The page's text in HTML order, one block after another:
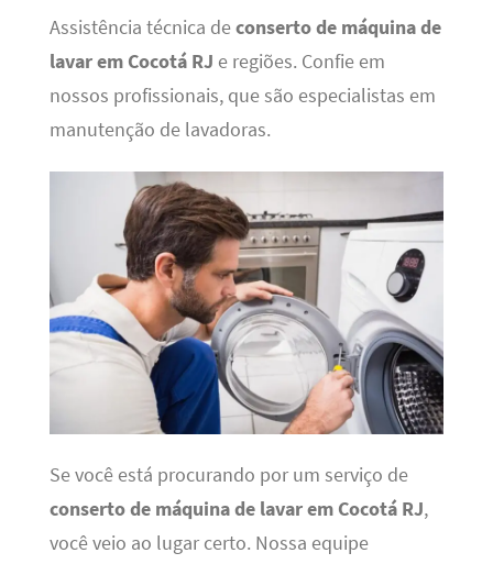
Assistência técnica deconserto de máquina de
lavar em Cocotá RJ e regiões. Confie em
nossos profissionais, que são especialistas em
manutenção de lavadoras.
Se você está procurando por um serviço de
conserto de máquina de lavar em Cocotá RJ,
você veio ao lugar certo. Nossa equipe